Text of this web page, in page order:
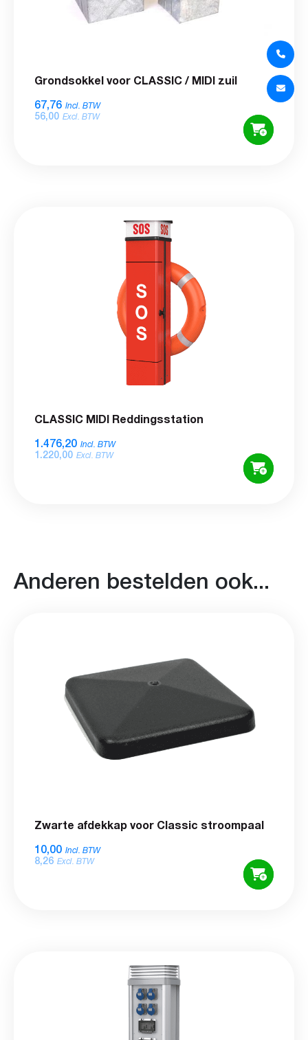
Grondsokkel voor CLASSIC / MIDI zuil
67,76 Incl. BTW
56,00 Excl. BTW
CLASSIC MIDI Reddingsstation
1.476,20 Incl. BTW
1.220,00 Excl. BTW
Anderen bestelden ook...
Zwarte afdekkap voor Classic stroompaal
10,00 Incl. BTW
8,26 Excl. BTW